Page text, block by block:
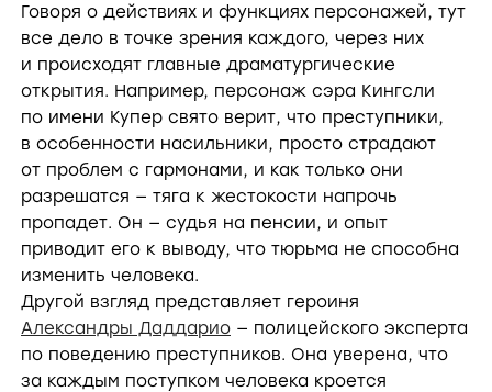
Говоря о действиях и функциях персонажей, тут
все дело в точке зрения каждого, через них
и происходят главные драматургические
открытия. Например, персонаж сэра Кингсли
по имени Купер свято верит, что преступники,
в особенности насильники, просто страдают
от проблем с гармонами, и как только они
разрешатся — тяга к жестокости напрочь
пропадет. Он — судья на пенсии, и опыт
приводит его к выводу, что тюрьма не способна
изменить человека.
Другой взгляд представляет героиня
Александры Даддарио — полицейского эксперта
по поведению преступников. Она уверена, что
за каждым поступком человека кроется